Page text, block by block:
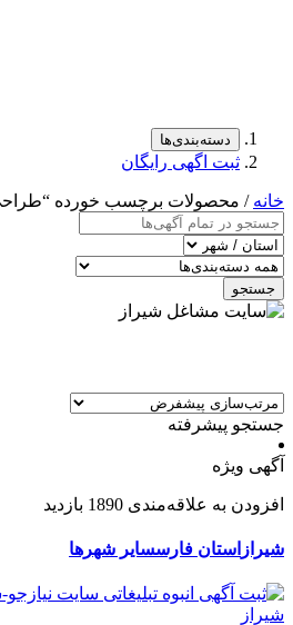
دسته‌بندی‌ها
ثبت اگهی رایگان
خانه / محصولات برچسب خورده
جستجو
جستجو پیشرفته
آگهی ویژه
افزودن به علاقه‌مندی 1890 بازدید
شیراز استان فارسسایر شهرها